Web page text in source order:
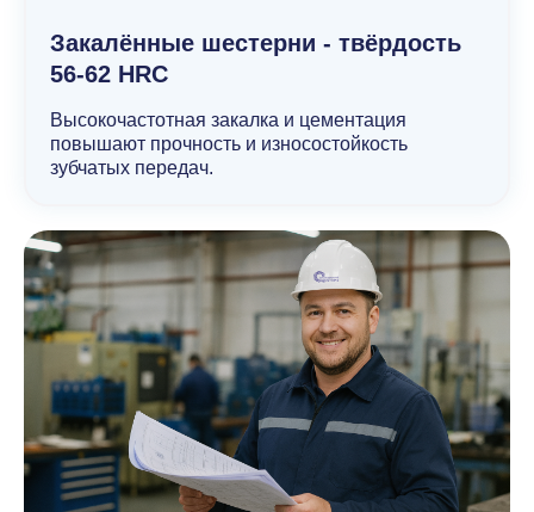
Закалённые шестерни - твёрдость
56-62 HRC
Высокочастотная закалка и цементация
повышают прочность и износостойкость
зубчатых передач.